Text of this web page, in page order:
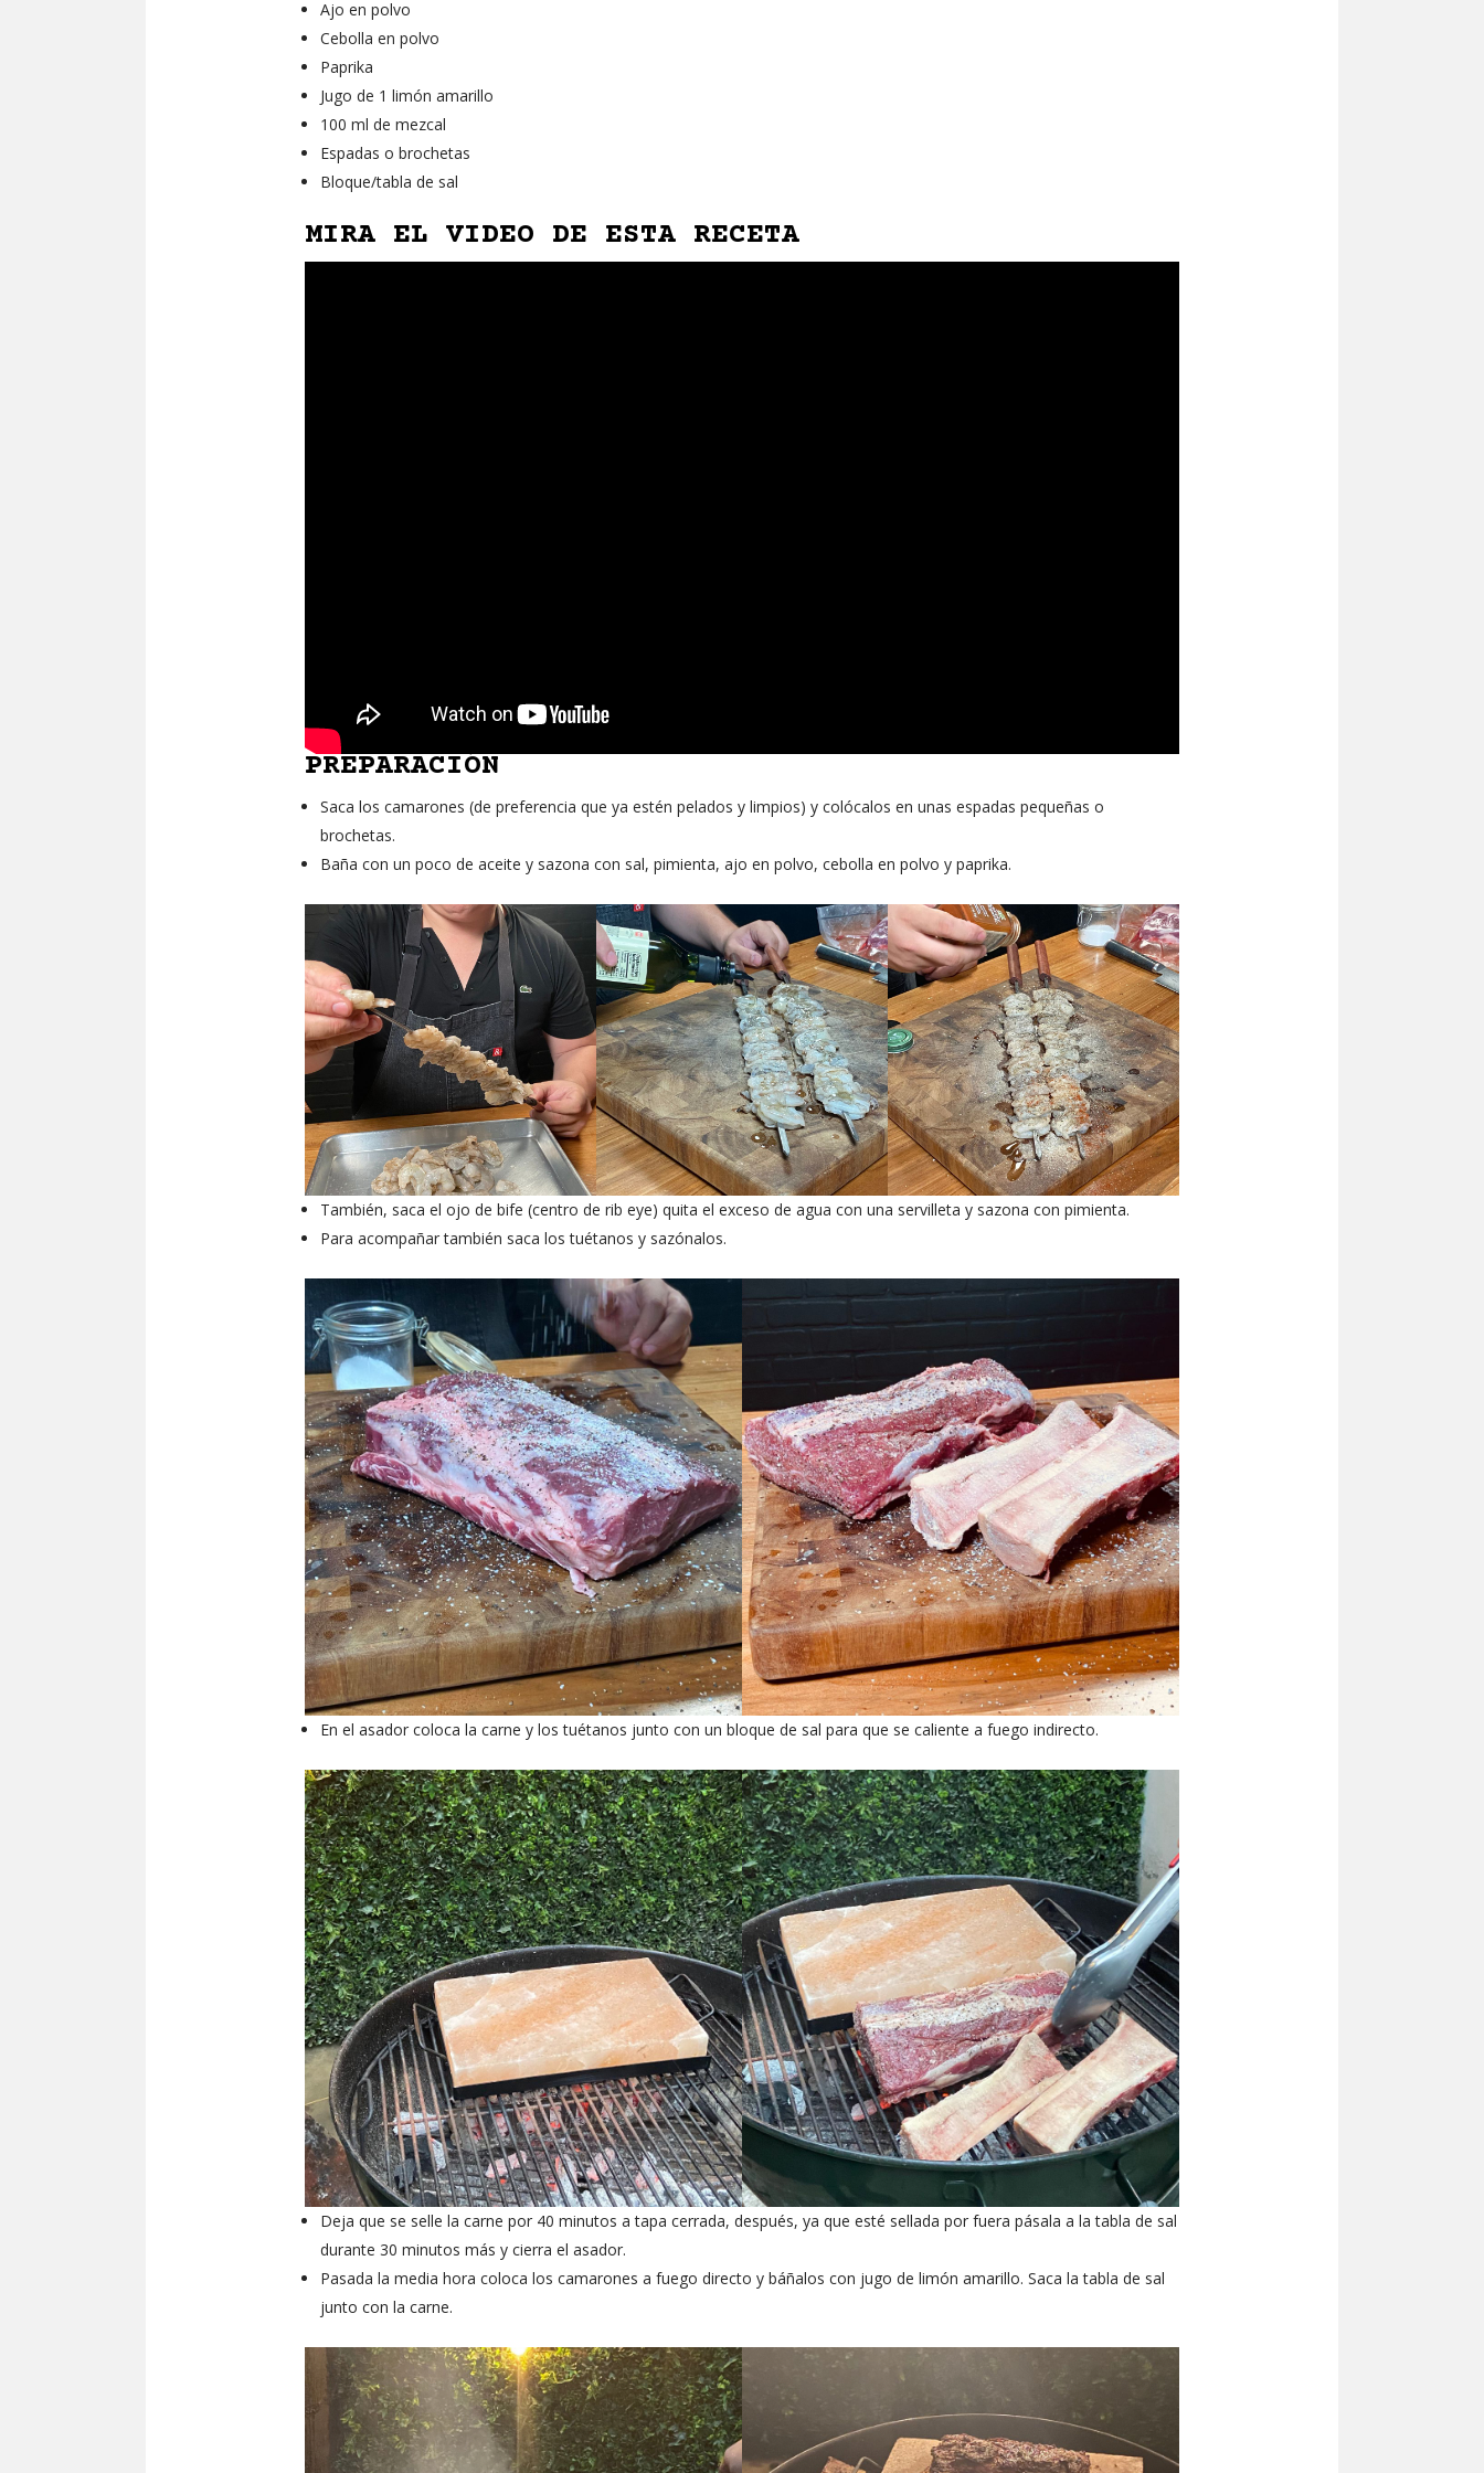
Ajo en polvo
Cebolla en polvo
Paprika
Jugo de 1 limón amarillo
100 ml de mezcal
Espadas o brochetas
Bloque/tabla de sal
MIRA EL VIDEO DE ESTA RECETA
PREPARACIÓN
Saca los camarones (de preferencia que ya estén pelados y limpios) y colócalos en unas espadas pequeñas o
brochetas.
Baña con un poco de aceite y sazona con sal, pimienta, ajo en polvo, cebolla en polvo y paprika.
También, saca el ojo de bife (centro de rib eye) quita el exceso de agua con una servilleta y sazona con pimienta.
Para acompañar también saca los tuétanos y sazónalos.
En el asador coloca la carne y los tuétanos junto con un bloque de sal para que se caliente a fuego indirecto.
Deja que se selle la carne por 40 minutos a tapa cerrada, después, ya que esté sellada por fuera pásala a la tabla de sal
durante 30 minutos más y cierra el asador.
Pasada la media hora coloca los camarones a fuego directo y báñalos con jugo de limón amarillo. Saca la tabla de sal
junto con la carne.